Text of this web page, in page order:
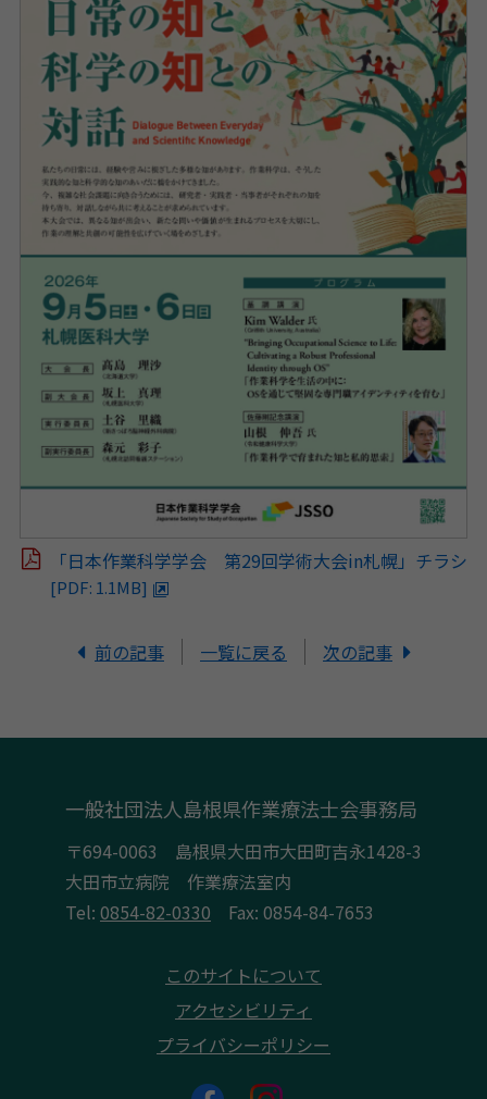
「日本作業科学学会 第29回学術大会in札幌」チラシ
[PDF: 1.1MB]
前の記事 一覧に戻る 次の記事
一般社団法人島根県作業療法士会事務局
〒694-0063 島根県大田市大田町吉永1428-3
大田市立病院 作業療法室内
Tel: 0854-82-0330 Fax: 0854-84-7653
このサイトについて
アクセシビリティ
プライバシーポリシー